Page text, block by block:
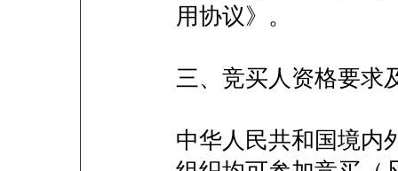
用协议》。
三、竞买人资格要求
中华人民共和国境内